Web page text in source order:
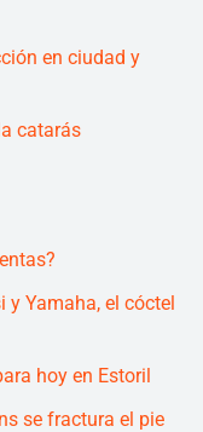
en ciudad y
catarás
y Yamaha, el cóctel
hoy en Estoril
se fractura el pie